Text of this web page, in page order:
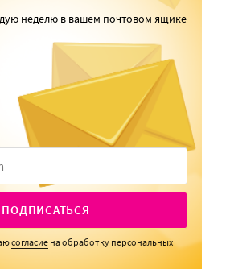
неделю в вашем почтовом ящике
ПОДПИСАТЬСЯ
согласие на обработку персональных